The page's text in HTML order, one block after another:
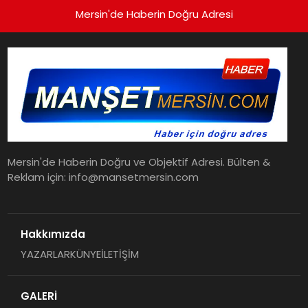
Mersin'de Haberin Doğru Adresi
Mersin'de Haberin Doğru ve Objektif Adresi. Bülten &
Reklam için: info@mansetmersin.com
Hakkımızda
YAZARLARKÜNYEİLETİŞİM
GALERİ